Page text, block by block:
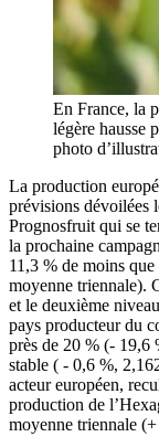
En France, la
légère hausse
photo
La production
prévisions dévoilées
Prognosfruit qui se
la prochaine
11,3 % de moins
moyenne triennale).
et le deuxième
pays producteur du
près de 20 % (- 19,6
stable ( - 0,6 %,
acteur européen,
production de
moyenne triennale